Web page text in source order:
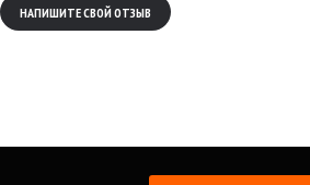
НАПИШИТЕ СВОЙ ОТЗЫВ